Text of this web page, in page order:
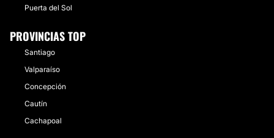
Puerta del Sol
PROVINCIAS TOP
Santiago
Valparaíso
Concepción
Cautín
Cachapoal